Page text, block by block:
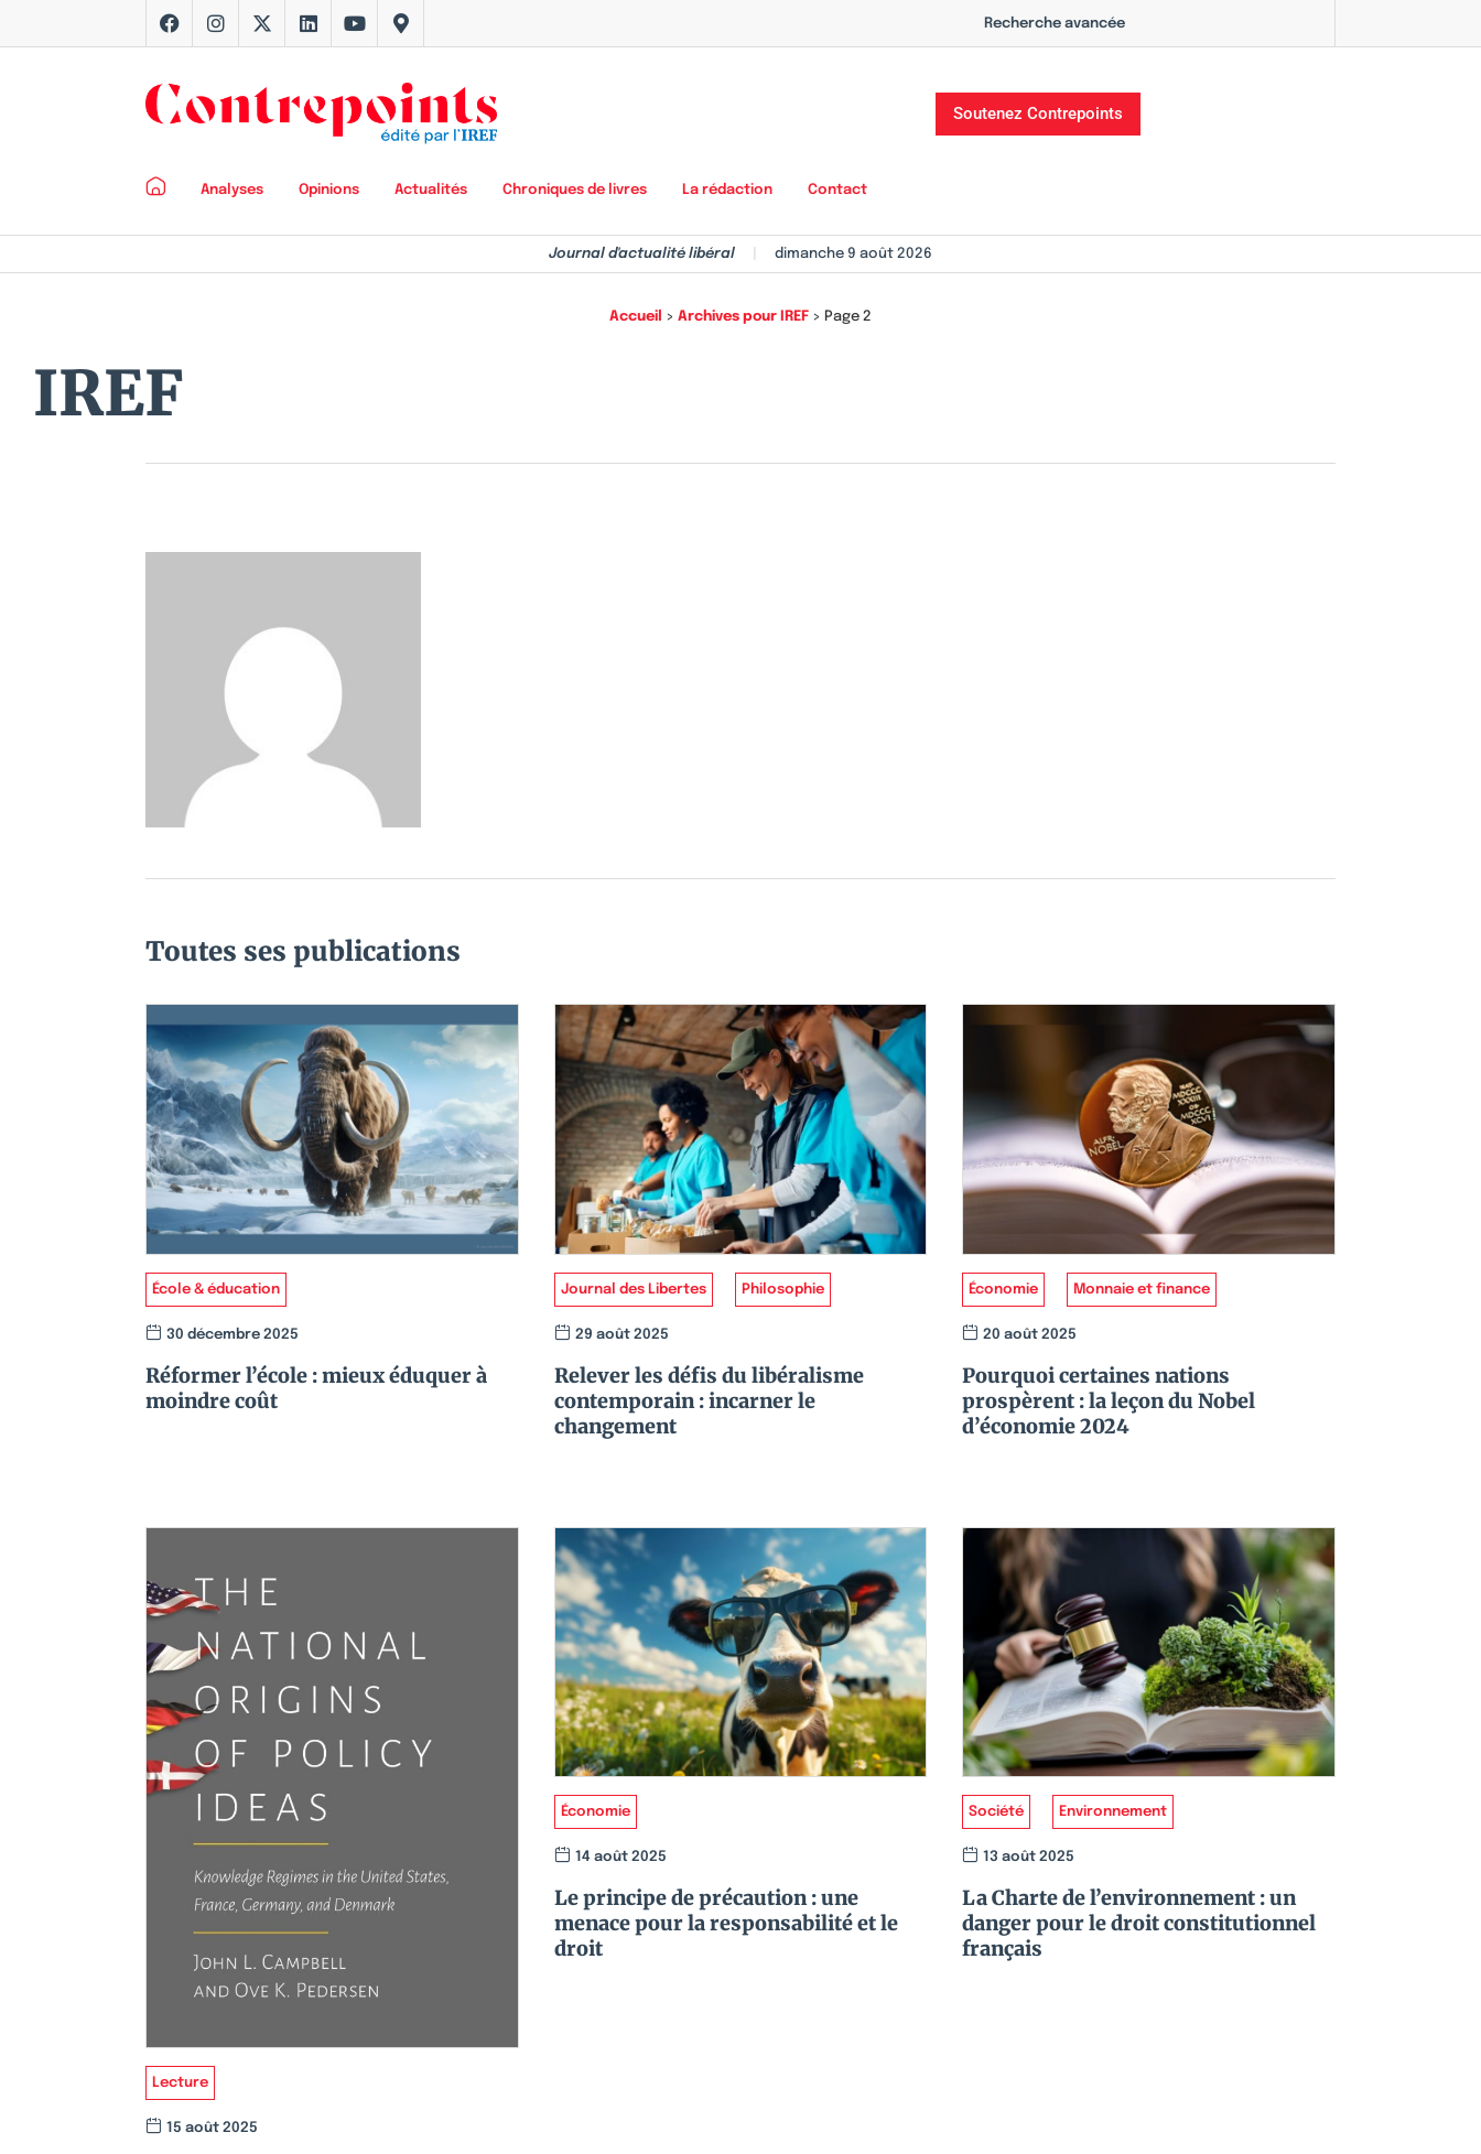
Recherche avancée
Soutenez Contrepoints
Analyses Opinions Actualités Chroniques de livres La rédaction Contact
Journal d'actualité libéral dimanche 9 août 2026
Accueil > Archives pour IREF > Page 2
IREF
Toutes ses publications
École & éducation
30 décembre 2025
Réformer l’école : mieux éduquer à
moindre coût
Journal des Libertes Philosophie
29 août 2025
Relever les défis du libéralisme
contemporain : incarner le
changement
Économie Monnaie et finance
20 août 2025
Pourquoi certaines nations
prospèrent : la leçon du Nobel
d’économie 2024
Lecture
15 août 2025
Économie
14 août 2025
Le principe de précaution : une
menace pour la responsabilité et le
droit
Société Environnement
13 août 2025
La Charte de l’environnement : un
danger pour le droit constitutionnel
français